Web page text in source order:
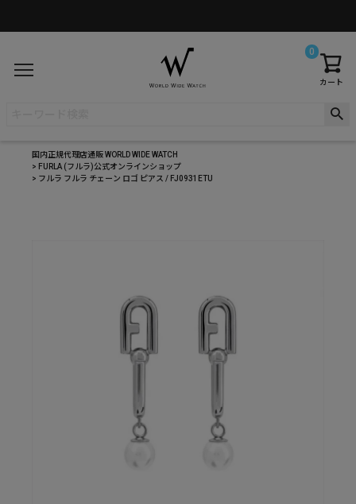
カート
0
国内正規代理店通販 WORLD WIDE WATCH
FURLA (フルラ)公式オンラインショップ
フルラ フルラ チェーン ロゴ ピアス / FJ0931ETU